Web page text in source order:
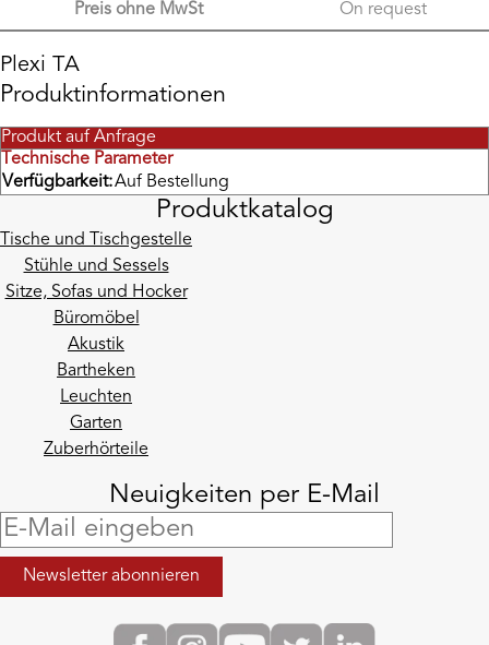
Plexi TA
Preis ohne MwSt On request
Produktinformationen
Technische Parameter
Produkt auf Anfrage
Verfügbarkeit:Auf Bestellung
Produktkatalog
Tische und Tischgestelle
Stühle und Sessels
Sitze, Sofas und Hocker
Büromöbel
Akustik
Bartheken
Leuchten
Garten
Zuberhörteile
Neuigkeiten per E-Mail